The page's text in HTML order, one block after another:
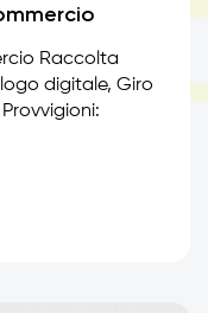
Raccolta
digitale, Giro